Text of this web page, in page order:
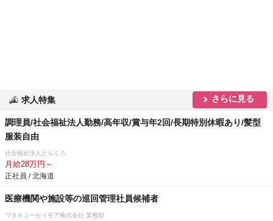
求人特集 さらに見る
調理員/社会福祉法人勤務/高年収/賞与年2回/長期特別休暇あり/髪型
服装自由
社会福祉法人とらくろ
月給28万円～
正社員 / 北海道
医療機関や施設等の巡回管理社員候補者
ワタキューセイモア株式会社 業務部